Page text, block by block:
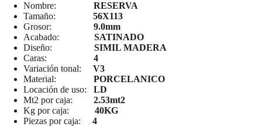
Nombre: RESERVA
Tamaño: 56X113
Grosor: 9.0mm
Acabado: SATINADO
Diseño: SIMIL MADERA
Caras: 4
Variación tonal: V3
Material: PORCELANICO
Locación de uso: LD
Mt2 por caja: 2.53mt2
Kg por caja: 40KG
Piezas por caja: 4